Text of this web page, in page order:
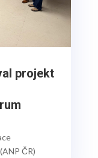
projekt
ČR)